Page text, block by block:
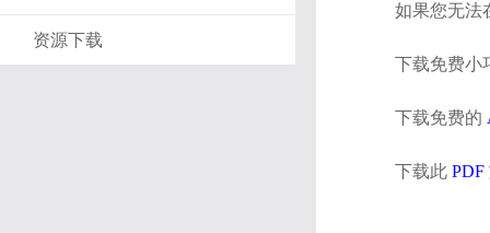
资源下载
如果您无法
下载免费小
下载免费的
下载此 PDF